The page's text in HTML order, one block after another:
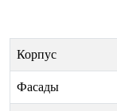
Корпус
Фасады